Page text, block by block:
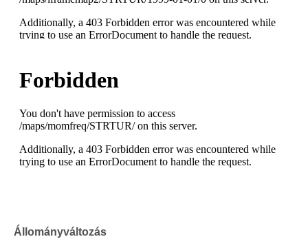
Állományváltozás